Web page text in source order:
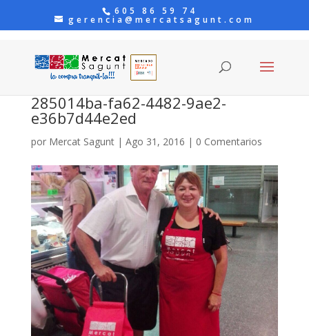
605 86 59 74
gerencia@mercatsagunt.com
285014ba-fa62-4482-9ae2-
e36b7d44e2ed
por Mercat Sagunt| Ago 31, 2016 | 0 Comentarios